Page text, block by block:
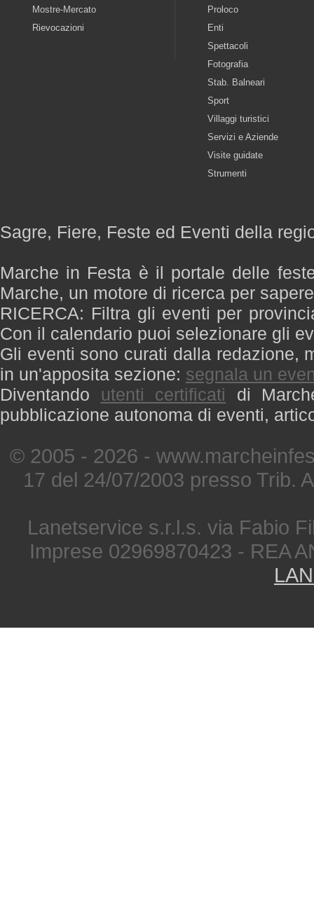
Mostre-Mercato
Rievocazioni
Proloco
Enti
Spettacoli
Fotografia
Stab. Balneari
Sport
Villaggi turistici
Servizi e Aziende
Visite guidate
Strumenti
Sagre, Fiere, Feste ed Eventi della
Marche in Festa è il portale delle
Marche, un motore di ricerca per
RICERCA: Filtra gli eventi per
Con il calendario puoi selezionare gli
Gli eventi sono curati dalla redazione,
in un'apposita sezione: segnala un
Diventando utenti certificati di
pubblicazione autonoma di eventi,
© 2005 - 2026 -
17 del 24/07/2003 presso Trib.
Lanetservice s.r.l.s. via Fabio
Imprese 02969870423 - REA